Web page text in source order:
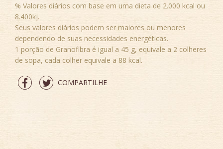
% Valores diários com base em uma dieta de 2.000 kcal ou
8.400kj.
Seus valores diários podem ser maiores ou menores
dependendo de suas necessidades energéticas.
1 porção de Granofibra é igual a 45 g, equivale a 2 colheres
de sopa, cada colher equivale a 88 kcal.
COMPARTILHE